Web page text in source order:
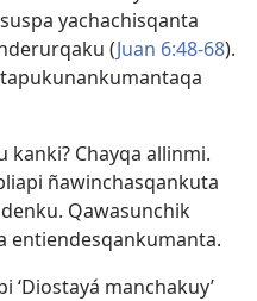
yachachisqanta
(Juan 6:48-68).
kanki? Chayqa allinmi.
ñawinchasqankuta
Qawasunchik
entiendesqankumanta.
manchakuy’